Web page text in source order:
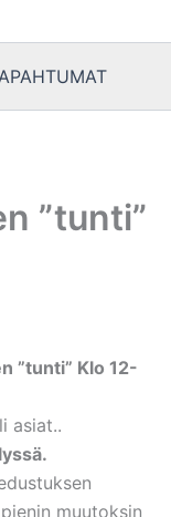
”tunti”
”tunti” Klo 12-
asiat..
muutoksin